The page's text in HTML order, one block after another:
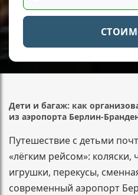
Дети и багаж: как
из аэропорта Берлин-
Путешествие с детьми
«лёгким рейсом»:
игрушки, перекусы,
современный аэропорт